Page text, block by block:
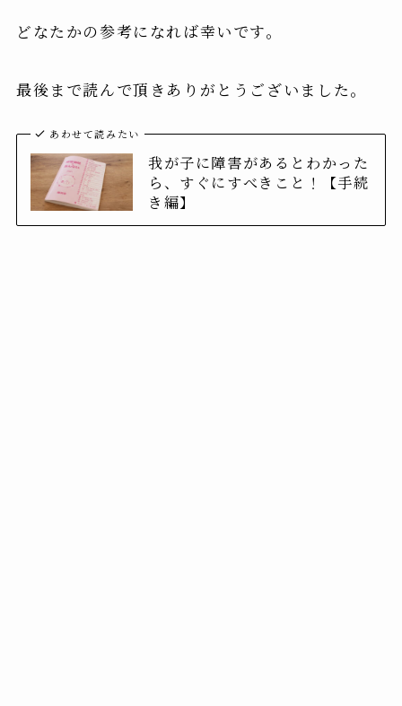
どなたかの参考になれば幸いです。
最後まで読んで頂きありがとうございました。
あわせて読みたい
我が子に障害があるとわかった
ら、すぐにすべきこと！【手続
き編】